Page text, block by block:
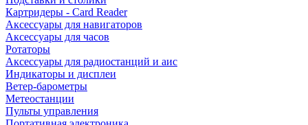
Картридеры - Card Reader
Аксессуары для навигаторов
Аксессуары для часов
Ротаторы
Аксессуары для радиостанций и аис
Индикаторы и дисплеи
Ветер-барометры
Метеостанции
Пульты управления